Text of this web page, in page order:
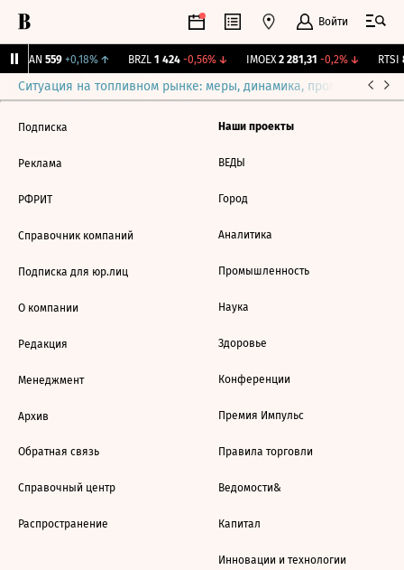
Войти
AVAN 559 +0,18%↑ BRZL 1 424 -0,56%↓ IMOEX 2 281,31 -0,2%↓ RTSI
Ситуация на топливном рынке: меры, динамика, прогнозы
Подписка
Реклама
РФРИТ
Справочник компаний
Подписка для юр.лиц
О компании
Редакция
Менеджмент
Архив
Обратная связь
Справочный центр
Распространение
Наши проекты
ВЕДЫ
Город
Аналитика
Промышленность
Наука
Здоровье
Конференции
Премия Импульс
Правила торговли
Ведомости&
Капитал
Инновации и технологии